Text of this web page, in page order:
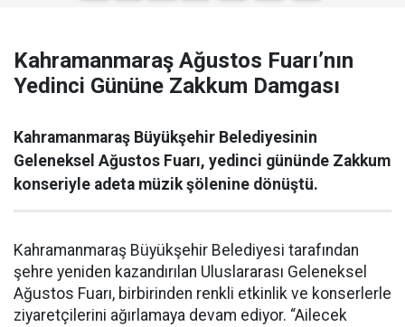
Kahramanmaraş Ağustos Fuarı’nın
Yedinci Gününe Zakkum Damgası
Kahramanmaraş Büyükşehir Belediyesinin
Geleneksel Ağustos Fuarı, yedinci gününde Zakkum
konseriyle adeta müzik şölenine dönüştü.
Kahramanmaraş Büyükşehir Belediyesi tarafından
şehre yeniden kazandırılan Uluslararası Geleneksel
Ağustos Fuarı, birbirinden renkli etkinlik ve konserlerle
ziyaretçilerini ağırlamaya devam ediyor. “Ailecek